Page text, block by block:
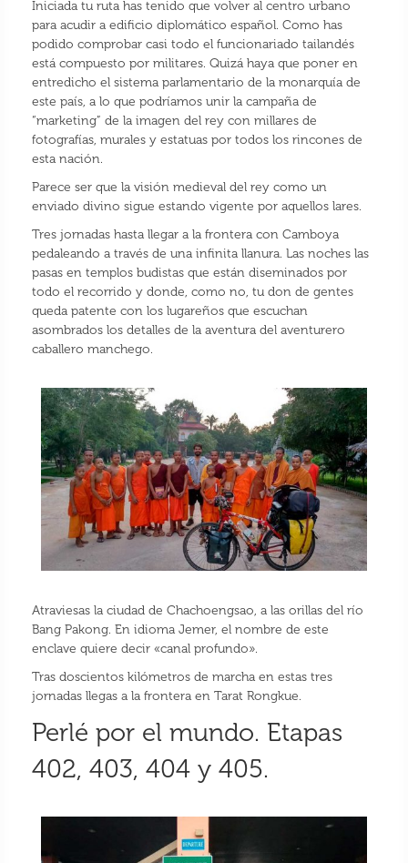
Iniciada tu ruta has tenido que volver al centro urbano
para acudir a edificio diplomático español. Como has
podido comprobar casi todo el funcionariado tailandés
está compuesto por militares. Quizá haya que poner en
entredicho el sistema parlamentario de la monarquía de
este país, a lo que podríamos unir la campaña de
“marketing” de la imagen del rey con millares de
fotografías, murales y estatuas por todos los rincones de
esta nación.
Parece ser que la visión medieval del rey como un
enviado divino sigue estando vigente por aquellos lares.
Tres jornadas hasta llegar a la frontera con Camboya
pedaleando a través de una infinita llanura. Las noches las
pasas en templos budistas que están diseminados por
todo el recorrido y donde, como no, tu don de gentes
queda patente con los lugareños que escuchan
asombrados los detalles de la aventura del aventurero
caballero manchego.
Atraviesas la ciudad de Chachoengsao, a las orillas del río
Bang Pakong. En idioma Jemer, el nombre de este
enclave quiere decir «canal profundo».
Tras doscientos kilómetros de marcha en estas tres
jornadas llegas a la frontera en Tarat Rongkue.
Perlé por el mundo. Etapas
402, 403, 404 y 405.